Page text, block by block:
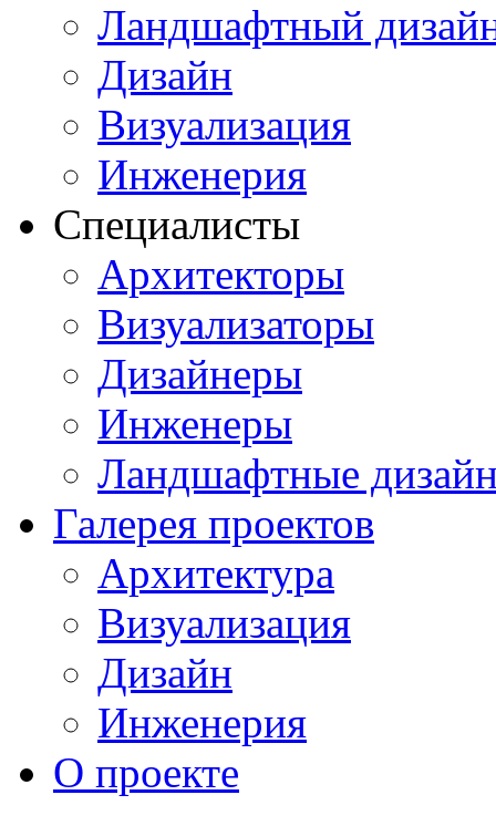
Ландшафтный
Дизайн
Визуализация
Инженерия
Специалисты
Архитекторы
Визуализаторы
Дизайнеры
Инженеры
Ландшафтные
Галерея проектов
Архитектура
Визуализация
Дизайн
Инженерия
О проекте